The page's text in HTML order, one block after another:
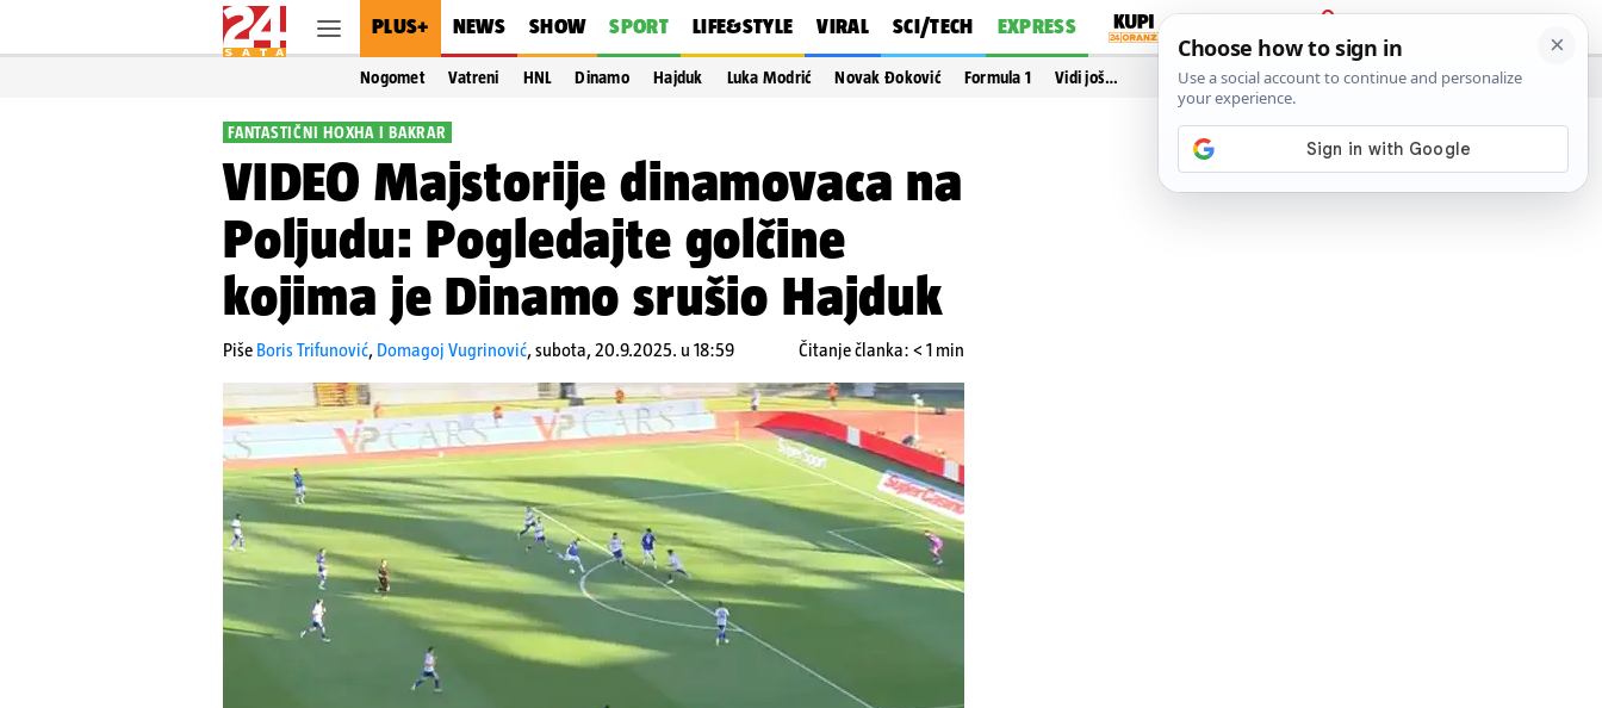
PLUS+ NEWS SHOW SPORT LIFE&STYLE VIRAL SCI/TECH EXPRESS
PRIJAVA
Nogomet Vatreni HNL Dinamo Hajduk Luka Modrić Novak Đoković Formula 1 Vidi još…
FANTASTIČNI HOXHA I BAKRAR
VIDEO Majstorije dinamovaca na
Poljudu: Pogledajte golčine
kojima je Dinamo srušio Hajduk
Piše Boris Trifunović, Domagoj Vugrinović,subota, 20.9.2025. u 18:59 Čitanje članka: < 1 min